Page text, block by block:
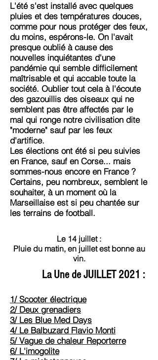
L'été s'est installé avec quelques
pluies et des températures douces,
comme pour nous protéger des feux,
du moins, espérons-le. On l'avait
presque oublié à cause des
nouvelles inquiétantes d'une
pandémie qui semble difficilement
maîtrisable et qui accable toute la
société. Oublier tout cela à l'écoute
des gazouillis des oiseaux qui ne
semblent pas être affectés par le
mal qui ronge notre civilisation dite
"moderne" sauf par les feux
d'artifice.
Les élections ont été si peu suivies
en France, sauf en Corse... mais
sommes-nous encore en France ?
Certains, peu nombreux, semblent le
souhaiter, à un moment où la
Marseillaise est si peu chantée sur
les terrains de football.
Le 14 juillet :
Pluie du matin, en juillet est bonne au
vin.
La Une de JUILLET 2021 :
1/ Scooter électrique
2/ Deux grenadiers
3/ Les Blue Med Days
4/ Le Balbuzard Flavio Monti
5/ Vague de chaleur Reporterre
6/ L'imogolite